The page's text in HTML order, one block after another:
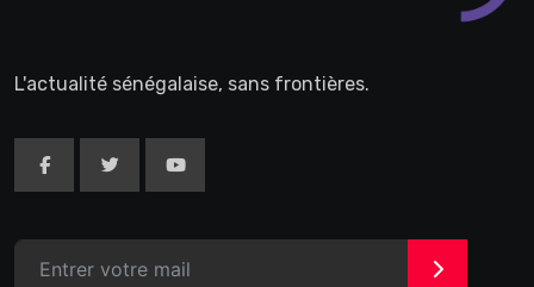
L'actualité sénégalaise, sans frontières.
>